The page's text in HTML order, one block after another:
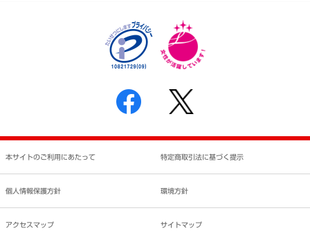
反社会的勢力に対する基本方針
書面による個人情報の開示等の請求の手続きについて
本サイトのご利用にあたって 特定商取引法に基づく提示
個人情報保護方針 環境方針
アクセスマップ サイトマップ